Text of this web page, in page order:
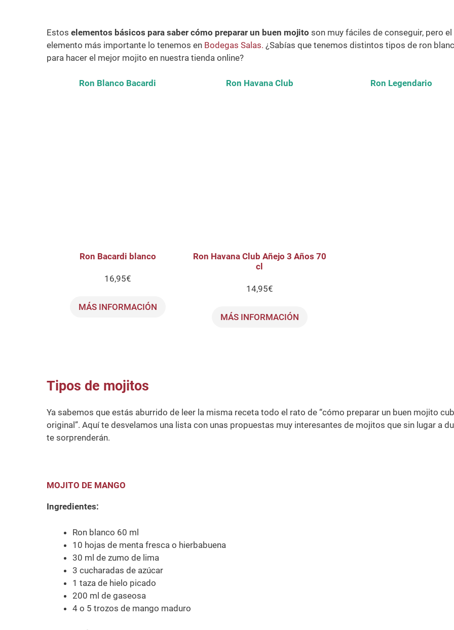
Estos elementos básicos para saber cómo preparar un buen mojito son muy fáciles de conseguir, pero el
elemento más importante lo tenemos en Bodegas Salas. ¿Sabías que tenemos distintos tipos de ron
para hacer el mejor mojito en nuestra tienda online?
Ron Blanco Bacardi
Ron Bacardi blanco
16,95€
MÁS INFORMACIÓN
Ron Havana Club
Ron Havana Club Añejo 3 Años 70
cl
14,95€
MÁS INFORMACIÓN
Ron Legendario
Tipos de mojitos
Ya sabemos que estás aburrido de leer la misma receta todo el rato de “cómo preparar un buen mojito
original”. Aquí te desvelamos una lista con unas propuestas muy interesantes de mojitos que sin lugar a
te sorprenderán.
MOJITO DE MANGO
Ingredientes:
Ron blanco 60 ml
10 hojas de menta fresca o hierbabuena
30 ml de zumo de lima
3 cucharadas de azúcar
1 taza de hielo picado
200 ml de gaseosa
4 o 5 trozos de mango maduro